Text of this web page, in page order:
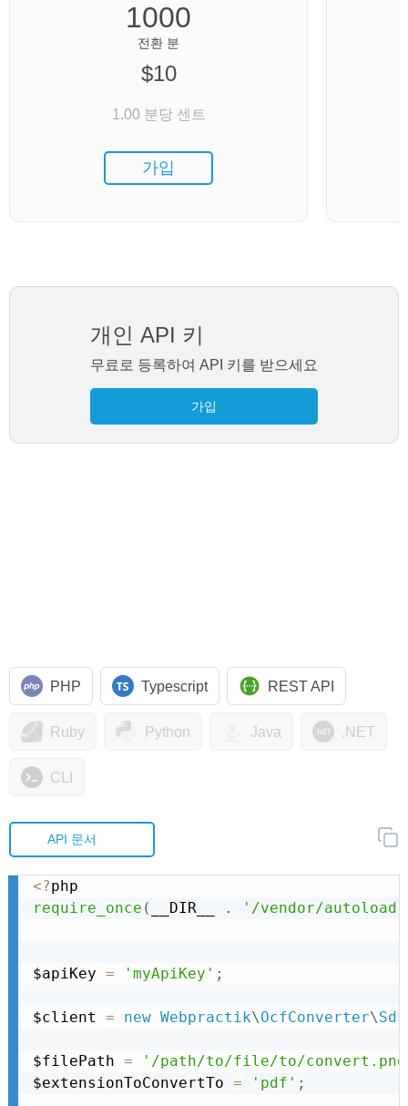
1000
전환 분
$10
1.00 분당 센트
가입
개인 API 키
무료로 등록하여 API 키를 받으세요
가입
PHP Typescript REST API
Ruby Python Java .NET
CLI
API 문서
<?
require_once ( __DIR__ . '/vendor/
$apiKey = 'myApiKey' ;
$client = new Webpractik\OcfConverter\Sdk
$filePath =
'/path/to/file/to/
$extensionToConvertTo = 'pdf' ;